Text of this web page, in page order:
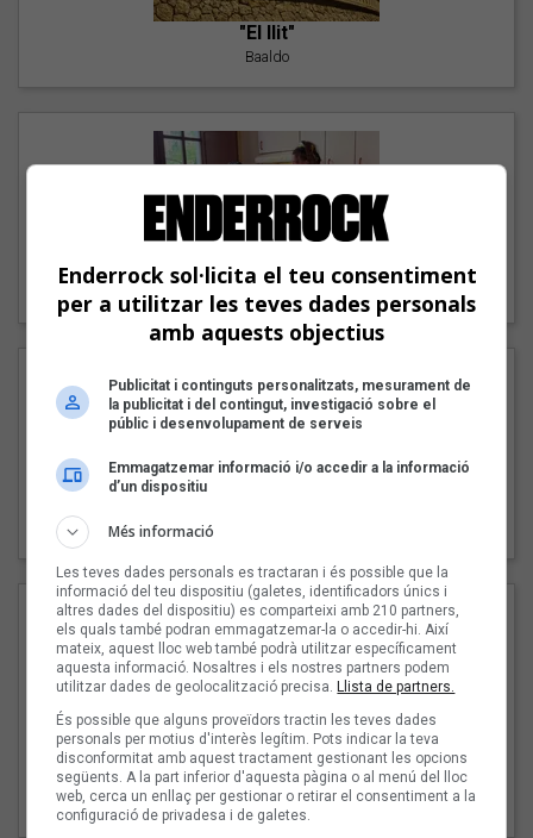
"El llit"
Baaldo
"Lo bueno y lo malo"
Carmen y María
Pep Álvarez amb Joan Muntaner (Xanguito)
"Les cabres"
94 Rules amb Compte
Enderrock sol·licita el teu consentiment
per a utilitzar les teves dades personals
amb aquests objectius
Publicitat i continguts personalitzats, mesurament de
la publicitat i del contingut, investigació sobre el
públic i desenvolupament de serveis
Emmagatzemar informació i/o accedir a la informació
d’un dispositiu
Més informació
Les teves dades personals es tractaran i és possible que la
informació del teu dispositiu (galetes, identificadors únics i
altres dades del dispositiu) es comparteixi amb 210 partners,
els quals també podran emmagatzemar-la o accedir-hi. Així
mateix, aquest lloc web també podrà utilitzar específicament
aquesta informació. Nosaltres i els nostres partners podem
utilitzar dades de geolocalització precisa. Llista de partners.
És possible que alguns proveïdors tractin les teves dades
personals per motius d'interès legítim. Pots indicar la teva
disconformitat amb aquest tractament gestionant les opcions
següents. A la part inferior d'aquesta pàgina o al menú del lloc
web, cerca un enllaç per gestionar o retirar el consentiment a la
configuració de privadesa i de galetes.